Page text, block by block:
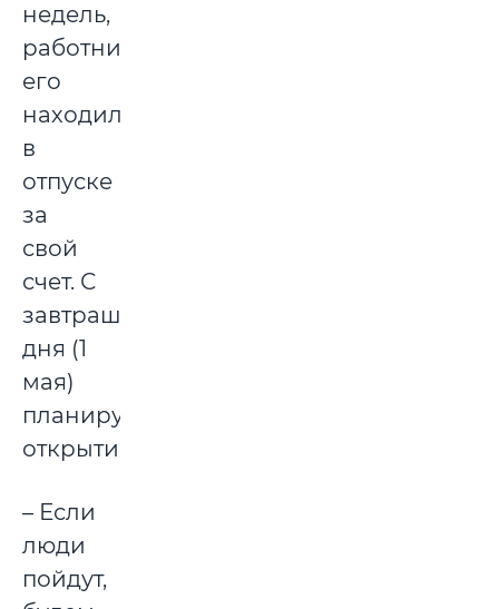
недель,
работники
его
находились
в
отпуске
за
свой
счет. С
завтрашнего
дня (1
мая)
планируется
открытие.
– Если
люди
пойдут,